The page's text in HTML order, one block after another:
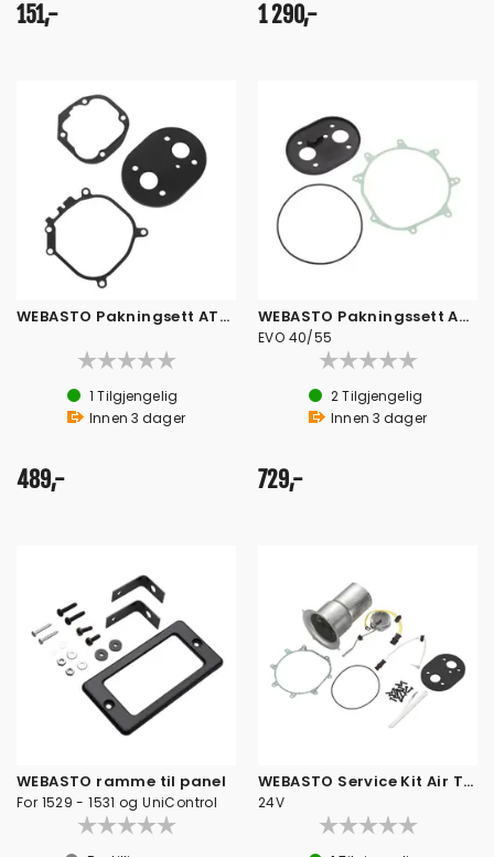
151,- 1 290,-
WEBASTO Pakningsett AT2000 ST
1 Tilgjengelig
Innen 3 dager
489,-
WEBASTO Pakningssett AT 3900/5500
EVO 40/55
2Tilgjengelig
Innen 3 dager
729,-
WEBASTO ramme til panel
For 1529 - 1531 og UniControl
WEBASTO Service Kit Air Top 40/55
24V